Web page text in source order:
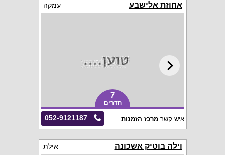
אחוזת אלישבע עמקה
7
חדרים
052-9121187 איש קשר:מרכז הזמנות
וילה בוטיק אשכונה אילת